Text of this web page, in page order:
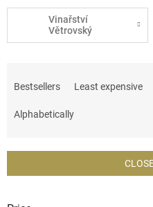
Vinařství
Větrovský
s
Bestsellers Least expensive
Alphabetically